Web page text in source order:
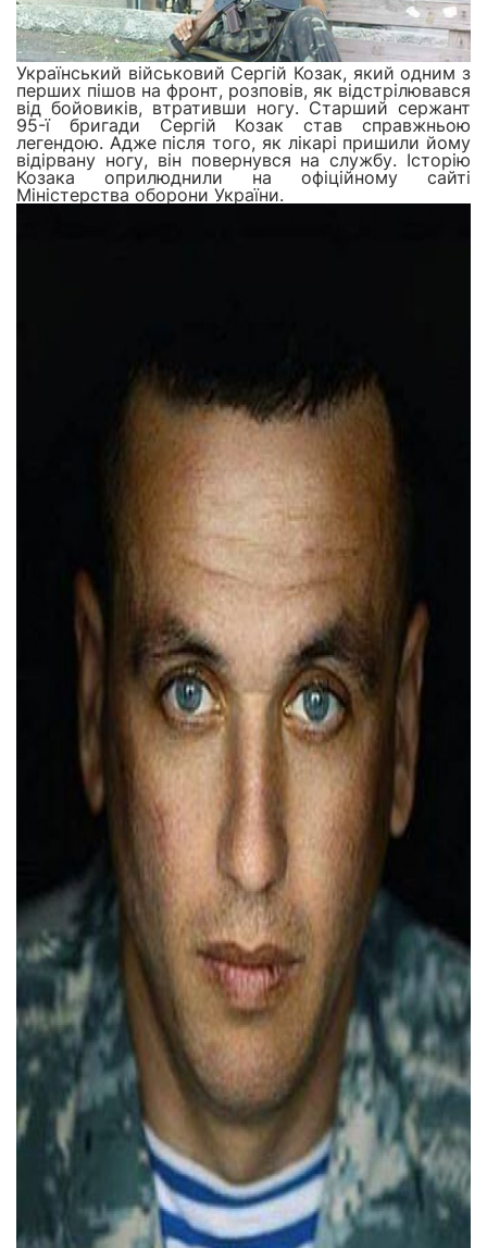
Український військовий Сергій Козак, який одним з
перших пішов на фронт, розповів, як відстрілювався
від бойовиків, втративши ногу. Старший сержант
95-ї бригади Сергій Козак став справжньою
легендою. Адже після того, як лікарі пришили йому
відірвану ногу, він повернувся на службу. Історію
Козака оприлюднили на офіційному сайті
Міністерства оборони України.